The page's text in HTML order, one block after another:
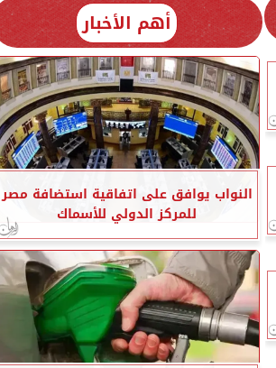
أهم الأخبار
النواب يوافق على اتفاقية استضافة مصر
للمركز الدولي للأسماك